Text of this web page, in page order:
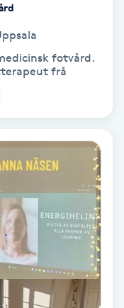
fotvård.
frå